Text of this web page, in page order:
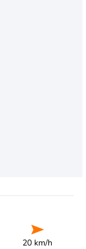
20 km/h